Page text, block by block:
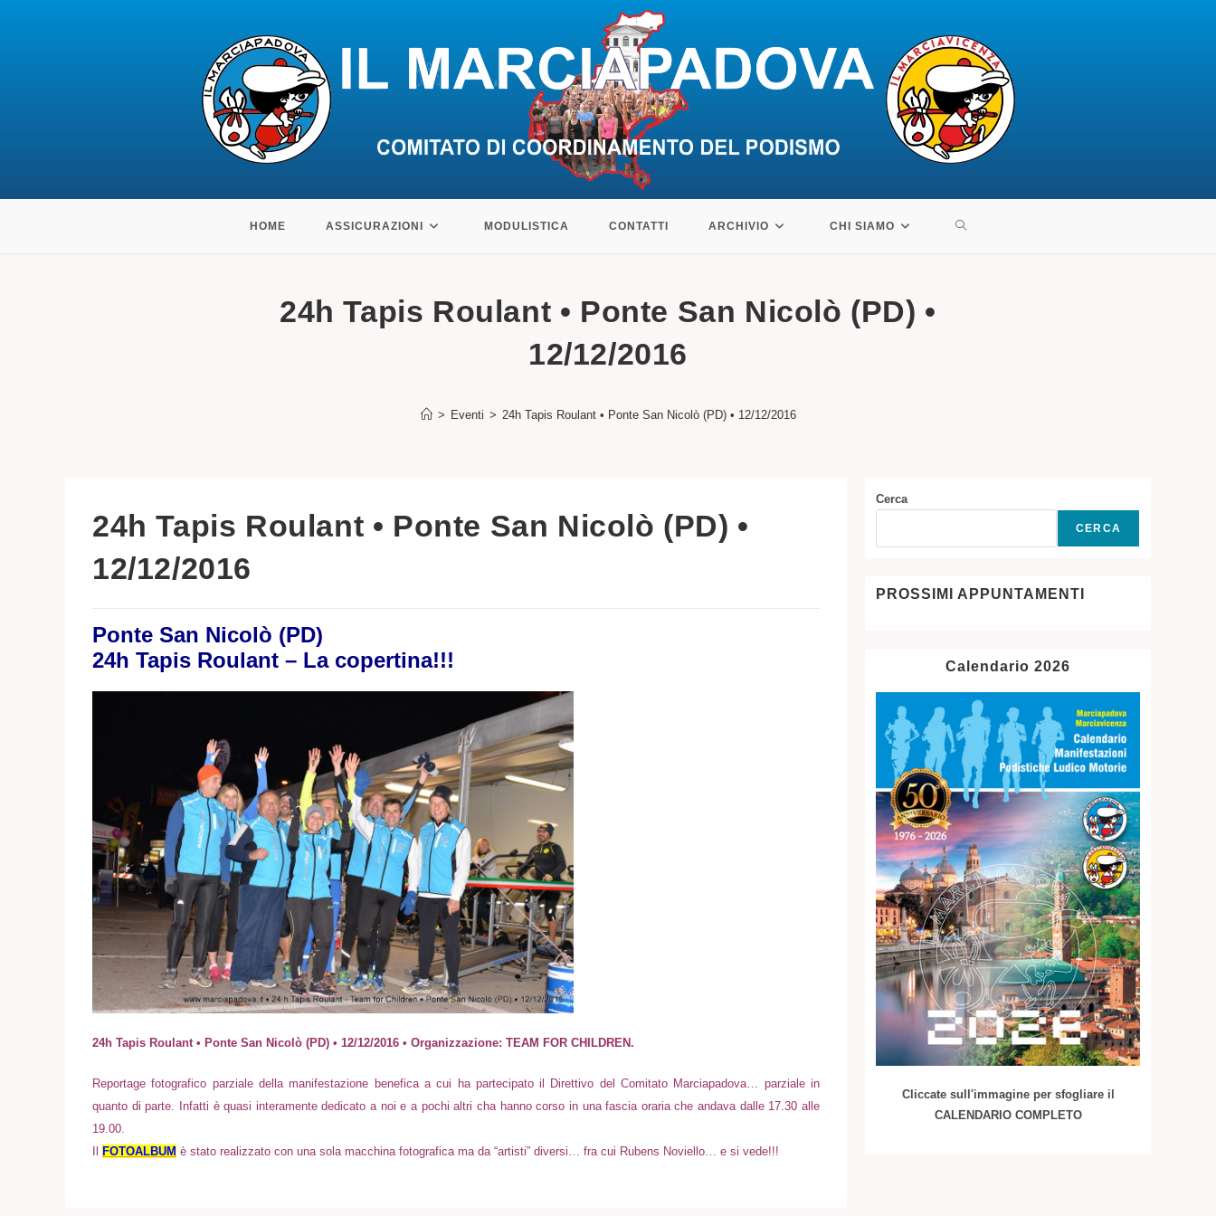
contenuto
HOME ASSICURAZIONI MODULISTICA CONTATTI ARCHIVIO CHI SIAMO ATTIVA/DISATTIVA
24h Tapis Roulant • Ponte San Nicolò (PD) •
12/12/2016
> Eventi > 24h Tapis Roulant • Ponte San Nicolò (PD) • 12/12/2016
24h Tapis Roulant • Ponte San Nicolò (PD) •
12/12/2016
Ponte San Nicolò (PD)
24h Tapis Roulant – La copertina!!!
24h Tapis Roulant • Ponte San Nicolò (PD) • 12/12/2016 • Organizzazione: TEAM FOR CHILDREN.
Reportage fotografico parziale della manifestazione benefica a cui ha partecipato il Direttivo del Comitato Marciapadova… parziale in
quanto di parte. Infatti è quasi interamente dedicato a noi e a pochi altri cha hanno corso in una fascia oraria che andava dalle 17.30 alle
19.00.
Il FOTOALBUM è stato realizzato con una sola macchina fotografica ma da “artisti” diversi… fra cui Rubens Noviello… e si vede!!!
Cerca
CERCA
PROSSIMI APPUNTAMENTI
Calendario 2026
Cliccate sull'immagine per sfogliare il
CALENDARIO COMPLETO